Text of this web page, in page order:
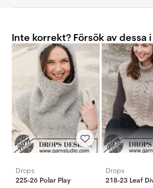
Inte korrekt? Försök av dessa
Drops
225-26 Polar Play
Drops
218-23 Leaf